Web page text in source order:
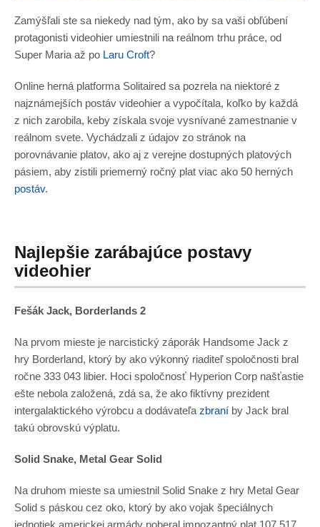
Zamýšľali ste sa niekedy nad tým, ako by sa vaši obľúbení
protagonisti videohier umiestnili na reálnom trhu práce, od
Super Maria až po Laru Croft?
Online herná platforma Solitaired sa pozrela na niektoré z
najznámejších postáv videohier a vypočítala, koľko by každá
z nich zarobila, keby získala svoje vysnívané zamestnanie v
reálnom svete. Vychádzali z údajov zo stránok na
porovnávanie platov, ako aj z verejne dostupných platových
pásiem, aby zistili priemerný ročný plat viac ako 50 herných
postáv.
Najlepšie zarábajúce postavy
videohier
Fešák Jack, Borderlands 2
Na prvom mieste je narcistický záporák Handsome Jack z
hry Borderland, ktorý by ako výkonný riaditeľ spoločnosti bral
ročne 333 043 libier. Hoci spoločnosť Hyperion Corp našťastie
ešte nebola založená, zdá sa, že ako fiktívny prezident
intergalaktického výrobcu a dodávateľazbraní by Jack bral
takú obrovskú výplatu.
Solid Snake, Metal Gear Solid
Na druhom mieste sa umiestnil Solid Snake z hry Metal Gear
Solid s páskou cez oko, ktorý by ako vojak špeciálnych